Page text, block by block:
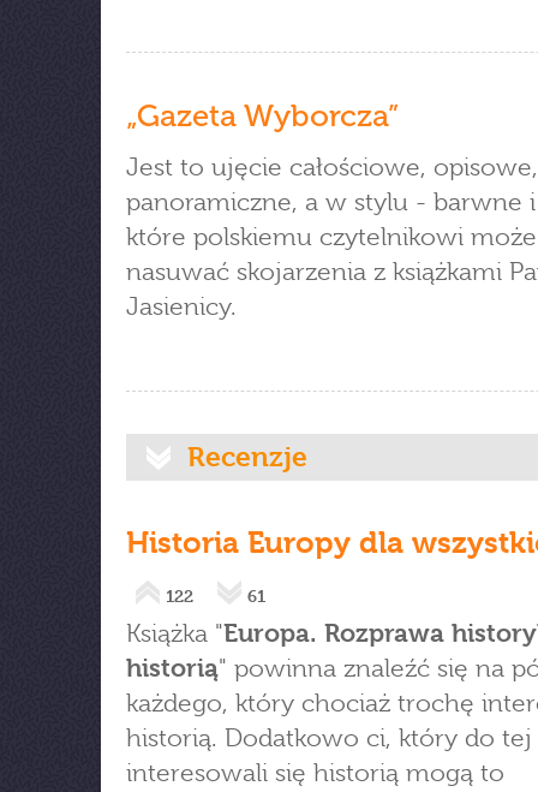
„Gazeta Wyborcza”
Jest to ujęcie całościowe, opisowe,
panoramiczne, a w stylu - barwne
które polskiemu czytelnikowi może
nasuwać skojarzenia z książkami
Jasienicy.
Recenzje
Historia Europy dla
122 61
Książka "Europa. Rozprawa
historią" powinna znaleźć się na
każdego, który chociaż trochę
historią. Dodatkowo ci, który do
interesowali się historią mogą to